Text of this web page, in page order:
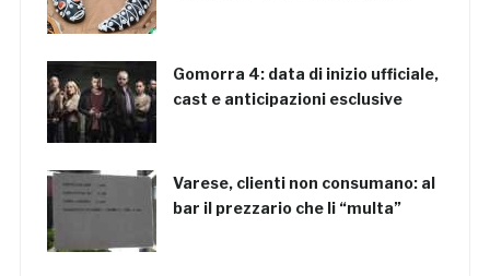
Gomorra 4: data di inizio ufficiale,
cast e anticipazioni esclusive
Varese, clienti non consumano: al
bar il prezzario che li “multa”